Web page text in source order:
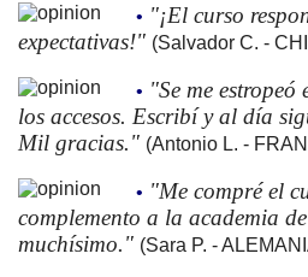
• "¡El curso
expectativas!" (Salvador C. -
• "Se me
los accesos. Escribí y al día
Mil gracias." (Antonio L. -
• "Me compré el
complemento a la academia
muchísimo." (Sara P. -